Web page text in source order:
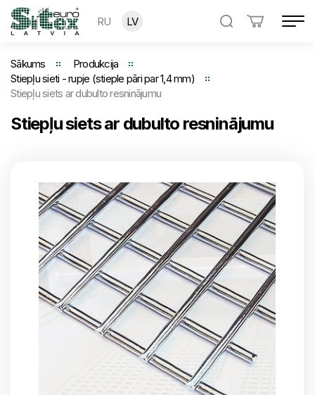
RU LV
Sākums
Produkcija
Stiepļu sieti - rupje (stieple pāri par 1,4 mm)
Stiepļu siets ar dubulto resninājumu
Stiepļu siets ar dubulto resninājumu